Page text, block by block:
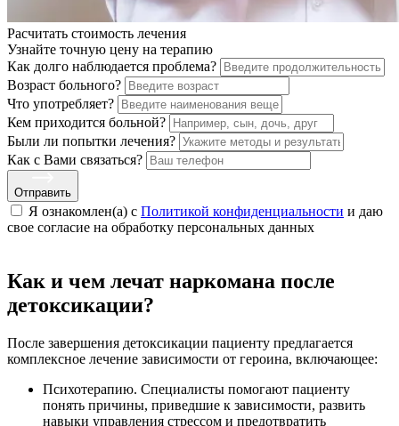
Расчитать стоимость лечения
Узнайте точную цену на терапию
Как долго наблюдается проблема?
Возраст больного?
Что употребляет?
Кем приходится больной?
Были ли попытки лечения?
Как с Вами связаться?
Отправить
Я ознакомлен(а) с Политикой конфиденциальности и даю
свое cогласие на обработку персональных данных
Как и чем лечат наркомана после
детоксикации?
После завершения детоксикации пациенту предлагается
комплексное лечение зависимости от героина, включающее:
Психотерапию. Специалисты помогают пациенту
понять причины, приведшие к зависимости, развить
навыки управления стрессом и предотвратить